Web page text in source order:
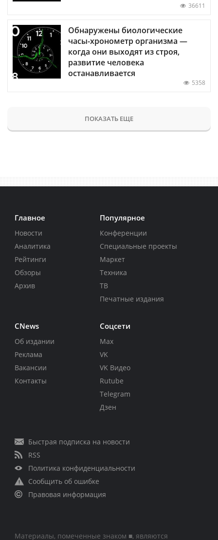
36611
Обнаружены биологические
часы-хронометр организма —
когда они выходят из строя,
развитие человека
останавливается
5358
ПОКАЗАТЬ ЕЩЕ
Главное
Новости
Аналитика
Рейтинги
Обзоры
Архив
Популярное
Конференции
Специальные проекты
Маркет
Техника
ТВ
Печатные издания
CNews
Об издании
Реклама
Вакансии
Контакты
Соцсети
Max
VK
VK Видео
Rutube
Telegram
Дзен
Быстрая подписка на новости
RSS
Политика конфиденциальности
Сообщить об ошибке
Правовая информация
Материалы, помеченные знаком ■, являются